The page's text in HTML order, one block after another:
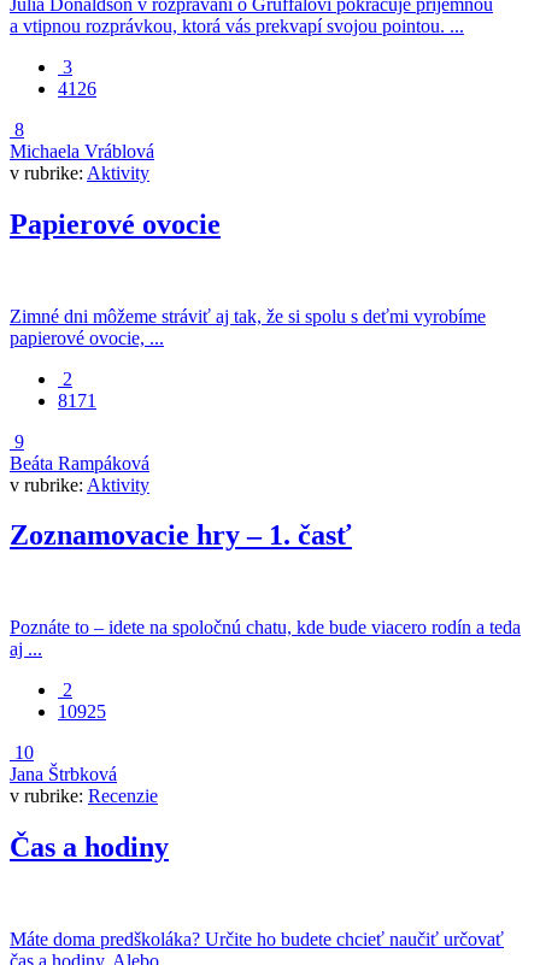
a vtipnou rozprávkou, ktorá vás prekvapí svojou pointou. ...
3
4126
8
Michaela Vráblová
v rubrike: Aktivity
Papierové ovocie
Zimné dni môžeme stráviť aj tak, že si spolu s deťmi vyrobíme
papierové ovocie, ...
2
8171
9
Beáta Rampáková
v rubrike: Aktivity
Zoznamovacie hry – 1. časť
Poznáte to – idete na spoločnú chatu, kde bude viacero rodín a teda
aj ...
2
10925
10
Jana Štrbková
v rubrike: Recenzie
Čas a hodiny
Máte doma predškoláka? Určite ho budete chcieť naučiť určovať